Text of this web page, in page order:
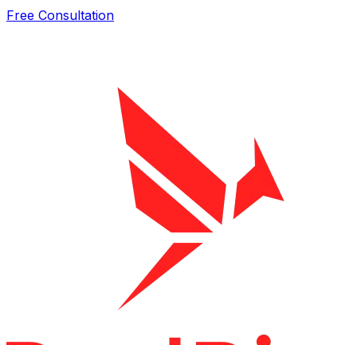
Free Consultation